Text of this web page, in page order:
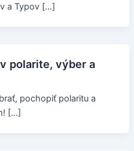
a Typov […]
polarite, výber a
pochopiť polaritu a
[…]